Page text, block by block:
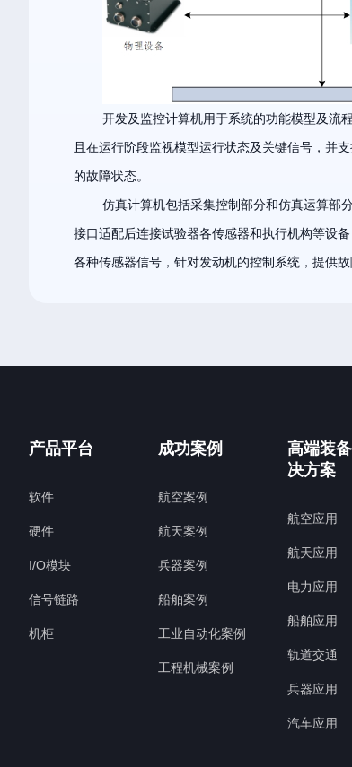
开发及监控计算机用于系统的功能模型及流
且在运行阶段监视模型运行状态及关键信号，并
的故障状态。
仿真计算机包括采集控制部分和仿真运算部
接口适配后连接试验器各传感器和执行机构等设
各种传感器信号，针对发动机的控制系统，提供
产品平台
软件
硬件
I/O模块
信号链路
机柜
成功案例
航空案例
航天案例
兵器案例
船舶案例
工业自动化案例
工程机械案例
高端装
决方案
航空应用
航天应用
电力应用
船舶应用
轨道交通
兵器应用
汽车应用